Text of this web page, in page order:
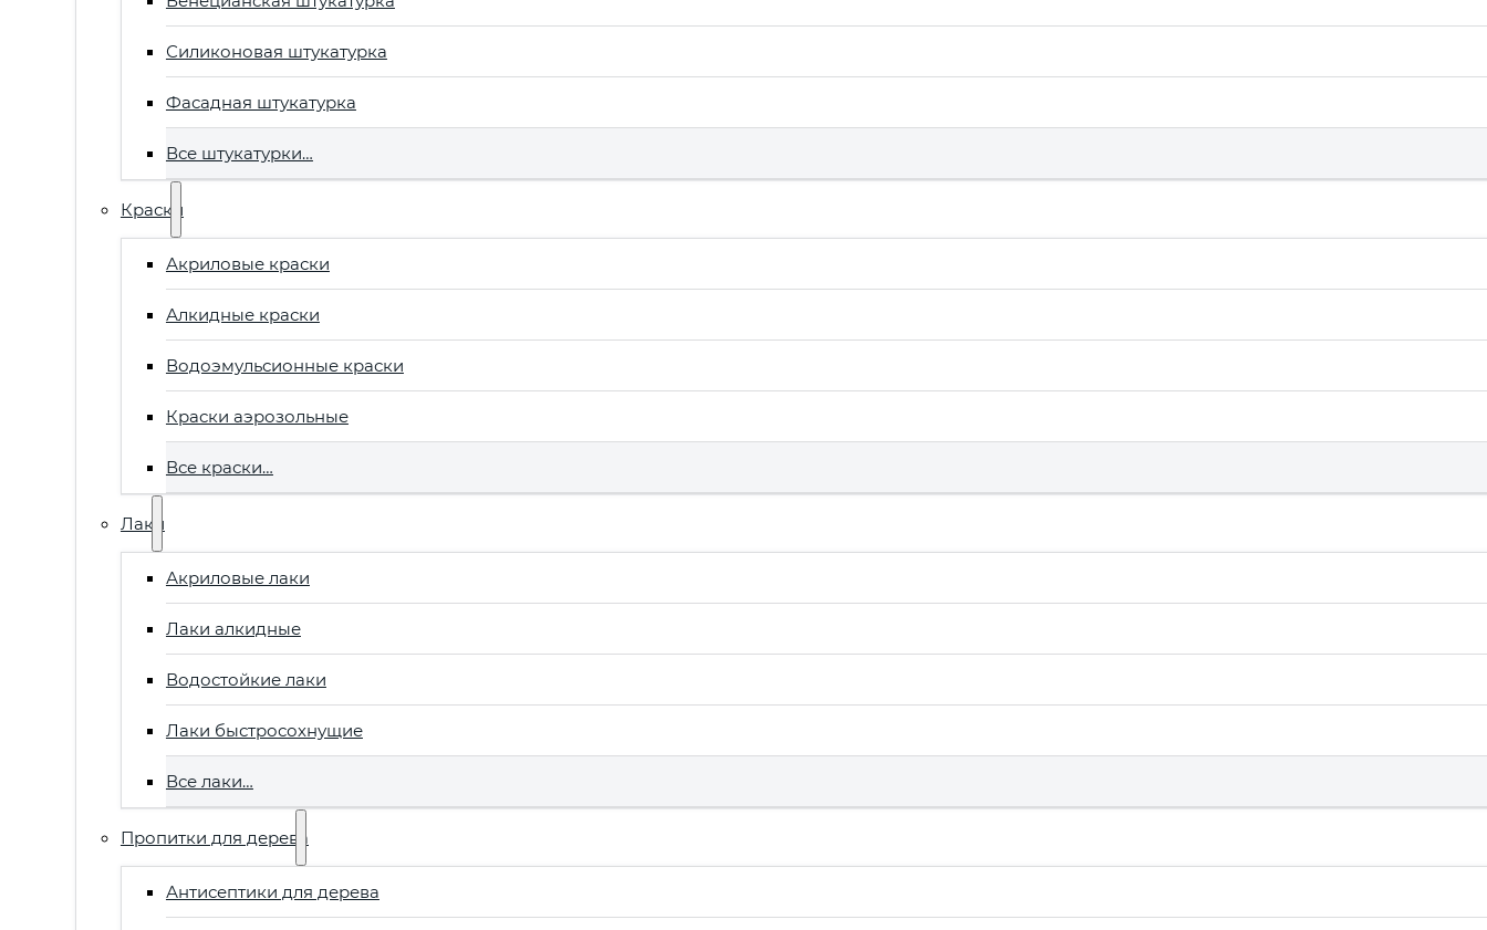
Силиконовая штукатурка
Фасадная штукатурка
Все штукатурки…
Краски
Акриловые краски
Алкидные краски
Водоэмульсионные краски
Краски аэрозольные
Все краски…
Лаки
Акриловые лаки
Лаки алкидные
Водостойкие лаки
Лаки быстросохнущие
Все лаки…
Пропитки для дерева
Антисептики для дерева